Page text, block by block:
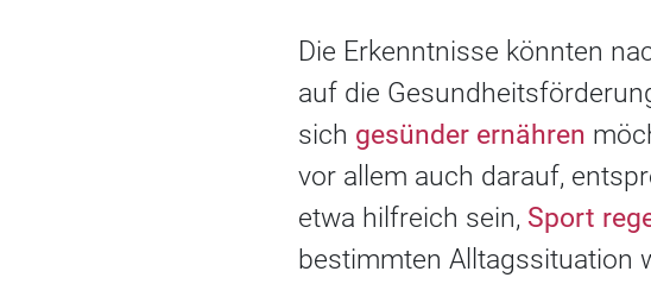
Die Erkenntnisse könnten
auf die
sich gesünder ernähren
vor allem auch darauf,
etwa hilfreich sein, Sport
bestimmten Alltagssituation